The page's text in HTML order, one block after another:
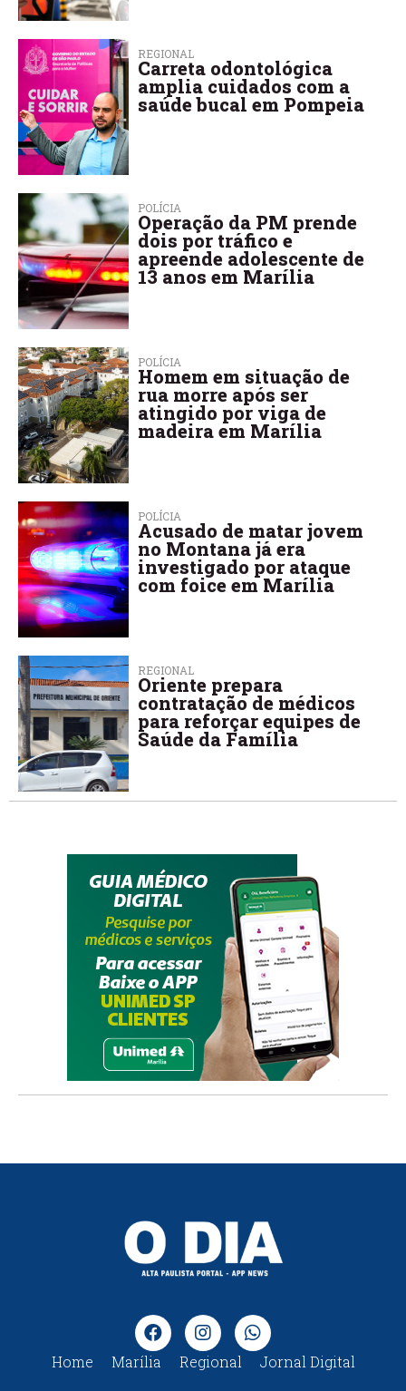
REGIONAL
Carreta odontológica
amplia cuidados com a
saúde bucal em Pompeia
POLÍCIA
Operação da PM prende
dois por tráfico e
apreende adolescente de
13 anos em Marília
POLÍCIA
Homem em situação de
rua morre após ser
atingido por viga de
madeira em Marília
POLÍCIA
Acusado de matar jovem
no Montana já era
investigado por ataque
com foice em Marília
REGIONAL
Oriente prepara
contratação de médicos
para reforçar equipes de
Saúde da Família
Home Marília Regional Jornal Digital